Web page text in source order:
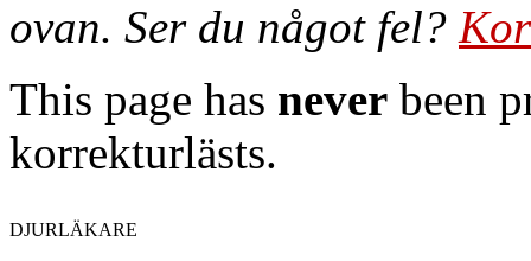
ovan. Ser du något fel?
This page has never been
korrekturlästs.
DJURLÄKARE